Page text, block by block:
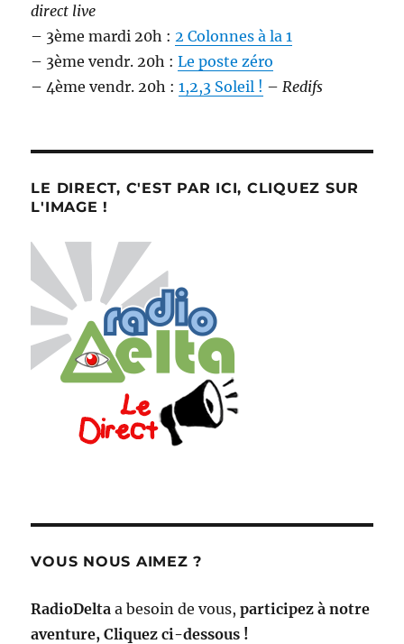
direct live
– 3ème mardi 20h : 2 Colonnes à la 1
– 3ème vendr. 20h :Le poste zéro
– 4ème vendr. 20h :1,2,3 Soleil ! – Redifs
LE DIRECT, C'EST PAR ICI, CLIQUEZ SUR
L'IMAGE !
VOUS NOUS AIMEZ ?
RadioDelta a besoin de vous,participez à notre
aventure, Cliquez ci-dessous !